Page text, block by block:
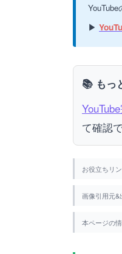
▶
📚 もっ
て確認
お役立ちリン
画像引用元&
本ページの